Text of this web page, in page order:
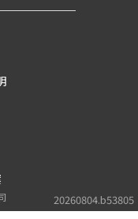
20260804.b53805